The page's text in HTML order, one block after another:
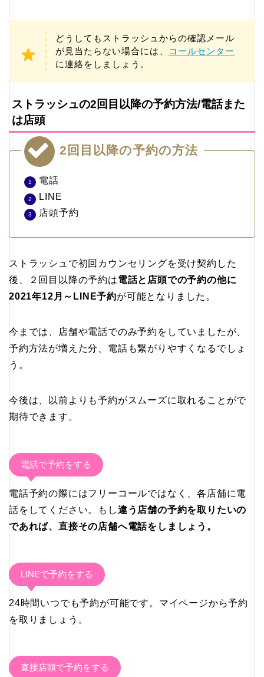
どうしてもストラッシュからの確認メール
が見当たらない場合には、
コールセンター
に連絡をしましょう。
ストラッシュの2回目以降の予約方法/電話また
は店頭
2回目以降の予約の方法
電話
LINE
店頭予約
ストラッシュで初回カウンセリングを受け契約した
後、２回目以降の予約は電話と店頭での予約の他に
2021年12月～LINE予約が可能となりました。
今までは、店舗や電話でのみ予約をしていましたが、
予約方法が増えた分、電話も繋がりやすくなるでしょ
う。
今後は、以前よりも予約がスムーズに取れることがで
期待できます。
電話で予約をする
電話予約の際にはフリーコールではなく、各店舗に電
話をしてください。もし違う店舗の予約を取りたいの
であれば、直接その店舗へ電話をしましょう。
LINEで予約をする
24時間いつでも予約が可能です。マイページから予約
を取りましょう。
直接店頭で予約をする